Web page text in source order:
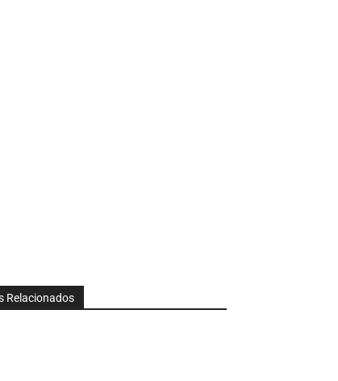
Relacionados